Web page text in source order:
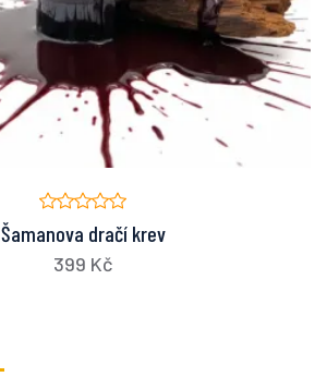
Šamanova dračí krev
399 Kč